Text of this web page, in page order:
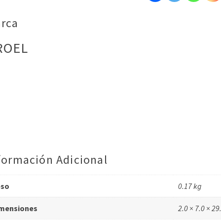
Adicional
0.17 kg
2.0 × 7.0 ×